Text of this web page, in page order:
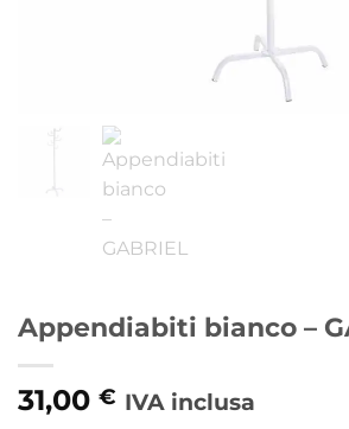
Appendiabiti bianco –
31,00 € IVA inclusa